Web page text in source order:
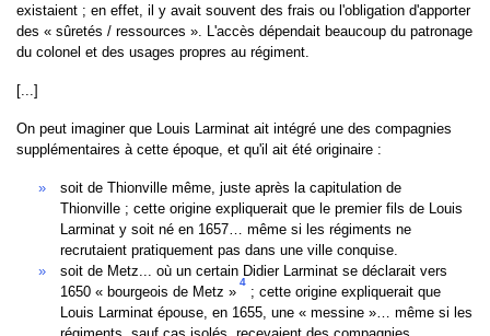
existaient ; en effet, il y avait souvent des frais ou l'obligation d'apporter
des « sûretés / ressources ». L'accès dépendait beaucoup du patronage
du colonel et des usages propres au régiment.
[...]
On peut imaginer que Louis Larminat ait intégré une des compagnies
supplémentaires à cette époque, et qu'il ait été originaire :
soit de Thionville même, juste après la capitulation de
Thionville ; cette origine expliquerait que le premier fils de Louis
Larminat y soit né en 1657… même si les régiments ne
recrutaient pratiquement pas dans une ville conquise.
soit de Metz... où un certain Didier Larminat se déclarait vers
1650 « bourgeois de Metz »
4
; cette origine expliquerait que
Louis Larminat épouse, en 1655, une « messine »… même si les